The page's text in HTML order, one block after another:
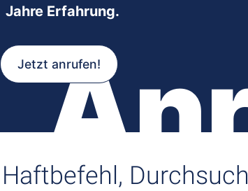
Jahre Erfahrung.
Jetzt anrufen!